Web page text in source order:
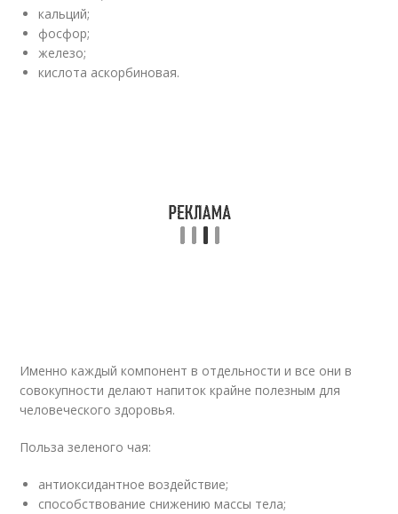
кальций;
фосфор;
железо;
кислота аскорбиновая.
Именно каждый компонент в отдельности и все они в
совокупности делают напиток крайне полезным для
человеческого здоровья.
Польза зеленого чая:
антиоксидантное воздействие;
способствование снижению массы тела;